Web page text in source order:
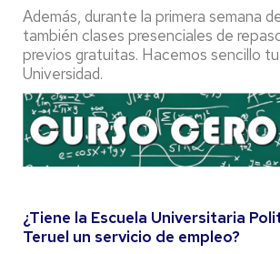
Además, durante la primera semana
también clases presenciales de
previos gratuitas. Hacemos sencillo
Universidad.
¿Tiene la Escuela Universitaria
Teruel un servicio de empleo?